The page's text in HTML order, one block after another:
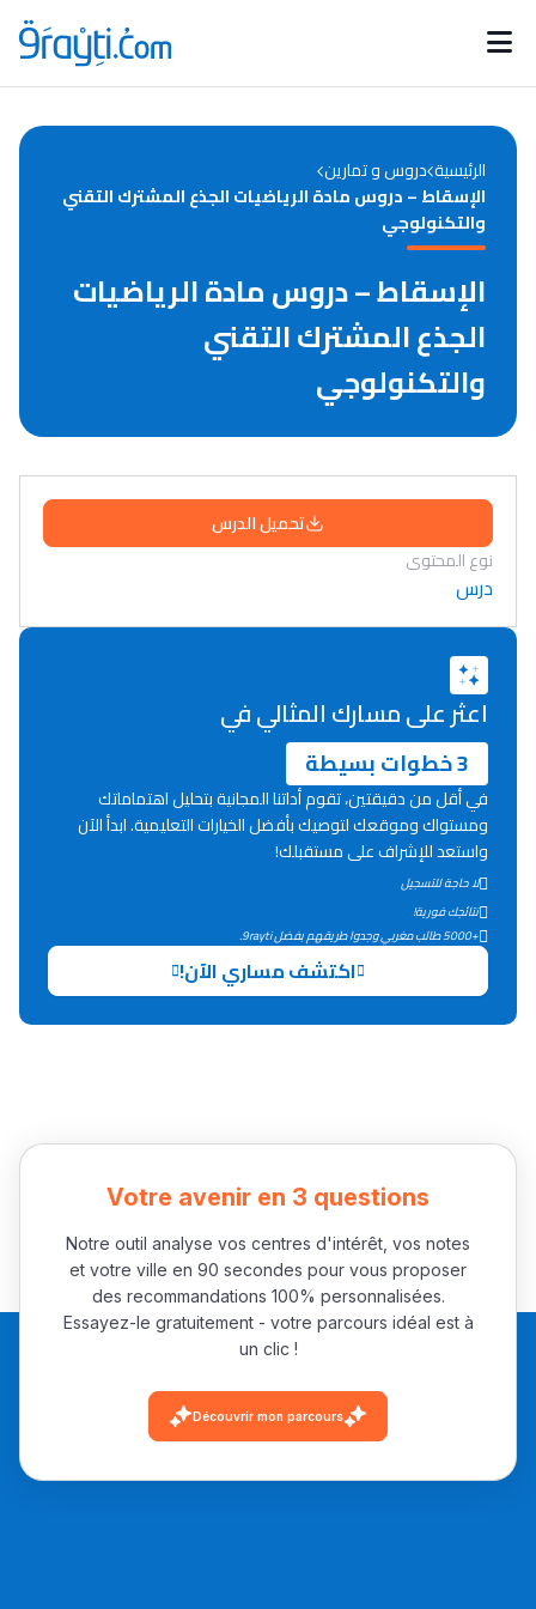
Catégories
Annonces bourses
Lycée Maroc
التعليم الثانوي التأهيلي
+ de 78 Sujets
Interviews/Vidéos
+ de 89 Interviews/Vidéos
دليل المهن
الرئيسية دروس و تمارين
الإسقاط – دروس مادة الرياضيات الجذع المشترك التقني
والتكنولوجي
الإسقاط – دروس مادة الرياضيات
الجذع المشترك التقني
والتكنولوجي
تحميل الدرس
نوع المحتوى
درس
اعثر على مسارك المثالي في
3 خطوات بسيطة
في أقل من دقيقتين، تقوم أداتنا المجانية بتحليل اهتماماتك
ومستواك وموقعك لتوصيك بأفضل الخيارات التعليمية. ابدأ الآن
واستعد للإشراف على مستقبلك!
لا حاجة للتسجيل
نتائجك فورية!
+5000 طالب مغربي وجدوا طريقهم بفضل 9rayti.
اكتشف مساري الآن!
Votre avenir en 3 questions
Notre outil analyse vos centres d'intérêt, vos notes
et votre ville en 90 secondes pour vous proposer
des recommandations 100% personnalisées.
Essayez-le gratuitement - votre parcours idéal est à
un clic !
Découvrir mon parcours